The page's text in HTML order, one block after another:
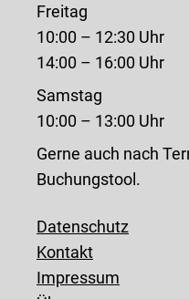
Freitag
10:00 – 12:30 Uhr
14:00 – 16:00 Uhr
Samstag
10:00 – 13:00 Uhr
Gerne auch nach
Buchungstool.
Datenschutz
Kontakt
Impressum